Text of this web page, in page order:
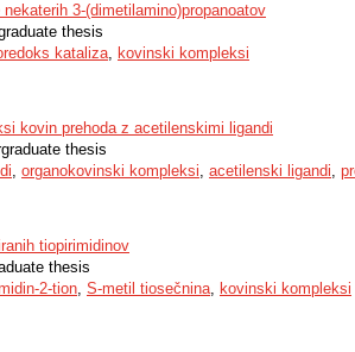
3-(dimetilamino)propanoatov
thesis
kataliza, kovinski kompleksi
kovin prehoda z acetilenskimi ligandi
thesis
, organokovinski kompleksi, acetilenski ligandi,
tiopirimidinov
thesis
2-tion, S-metil tiosečnina, kovinski kompleksi